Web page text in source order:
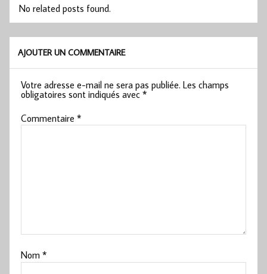
No related posts found.
AJOUTER UN COMMENTAIRE
Votre adresse e-mail ne sera pas publiée. Les champs
obligatoires sont indiqués avec*
Commentaire*
Nom*